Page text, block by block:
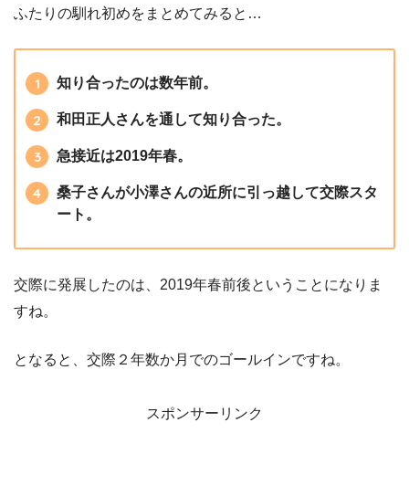
ふたりの馴れ初めをまとめてみると…
知り合ったのは数年前。
和田正人さんを通して知り合った。
急接近は2019年春。
桑子さんが小澤さんの近所に引っ越して交際スタ
ート。
交際に発展したのは、2019年春前後ということになりま
すね。
となると、交際２年数か月でのゴールインですね。
スポンサーリンク